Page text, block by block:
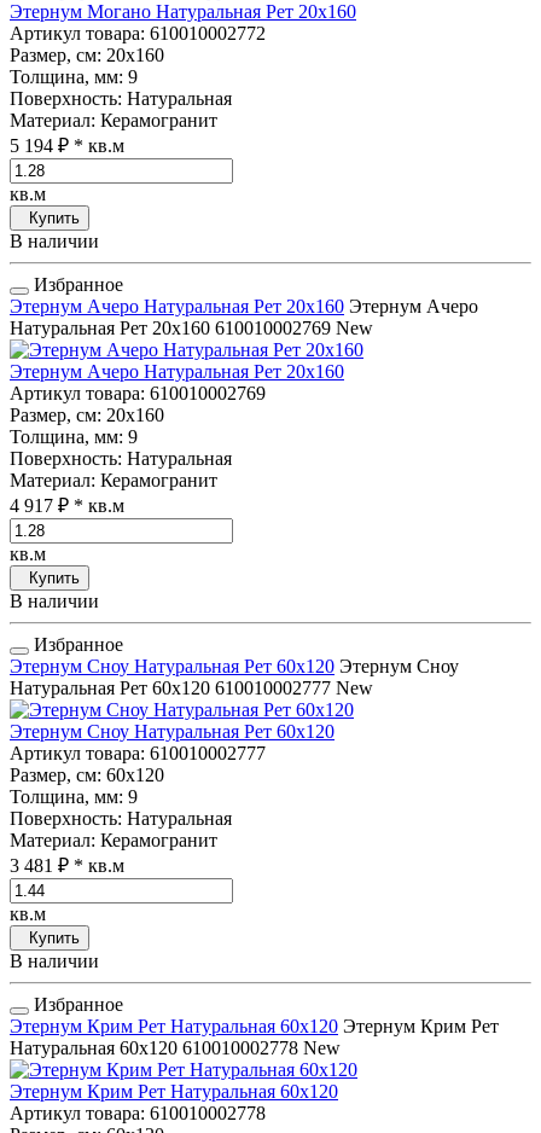
Этернум Могано Натуральная Рет 20x160
Артикул товара: 610010002772
Размер, см: 20x160
Толщина, мм: 9
Поверхность: Натуральная
Материал: Керамогранит
5 194 ₽ * кв.м
кв.м
Купить
В наличии
Избранное
Этернум Ачеро Натуральная Рет 20x160 Этернум Ачеро
Натуральная Рет 20x160 610010002769 New
Этернум Ачеро Натуральная Рет 20x160
Артикул товара: 610010002769
Размер, см: 20x160
Толщина, мм: 9
Поверхность: Натуральная
Материал: Керамогранит
4 917 ₽ * кв.м
кв.м
Купить
В наличии
Избранное
Этернум Сноу Натуральная Рет 60x120 Этернум Сноу
Натуральная Рет 60x120 610010002777 New
Этернум Сноу Натуральная Рет 60x120
Артикул товара: 610010002777
Размер, см: 60x120
Толщина, мм: 9
Поверхность: Натуральная
Материал: Керамогранит
3 481 ₽ * кв.м
кв.м
Купить
В наличии
Избранное
Этернум Крим Рет Натуральная 60x120 Этернум Крим Рет
Натуральная 60x120 610010002778 New
Этернум Крим Рет Натуральная 60x120
Артикул товара: 610010002778